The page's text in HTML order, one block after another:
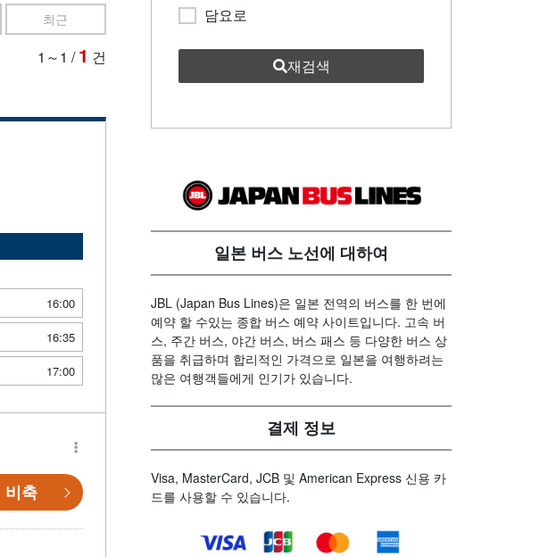
최근
1～1 /1 건
16:00
16:35
17:00
비축
담요로
재검색
일본 버스 노선에 대하여
JBL (Japan Bus Lines)은 일본 전역의 버스를 한 번에
예약 할 수있는 종합 버스 예약 사이트입니다. 고속 버
스, 주간 버스, 야간 버스, 버스 패스 등 다양한 버스 상
품을 취급하며 합리적인 가격으로 일본을 여행하려는
많은 여행객들에게 인기가 있습니다.
결제 정보
Visa, MasterCard, JCB 및 American Express 신용 카
드를 사용할 수 있습니다.